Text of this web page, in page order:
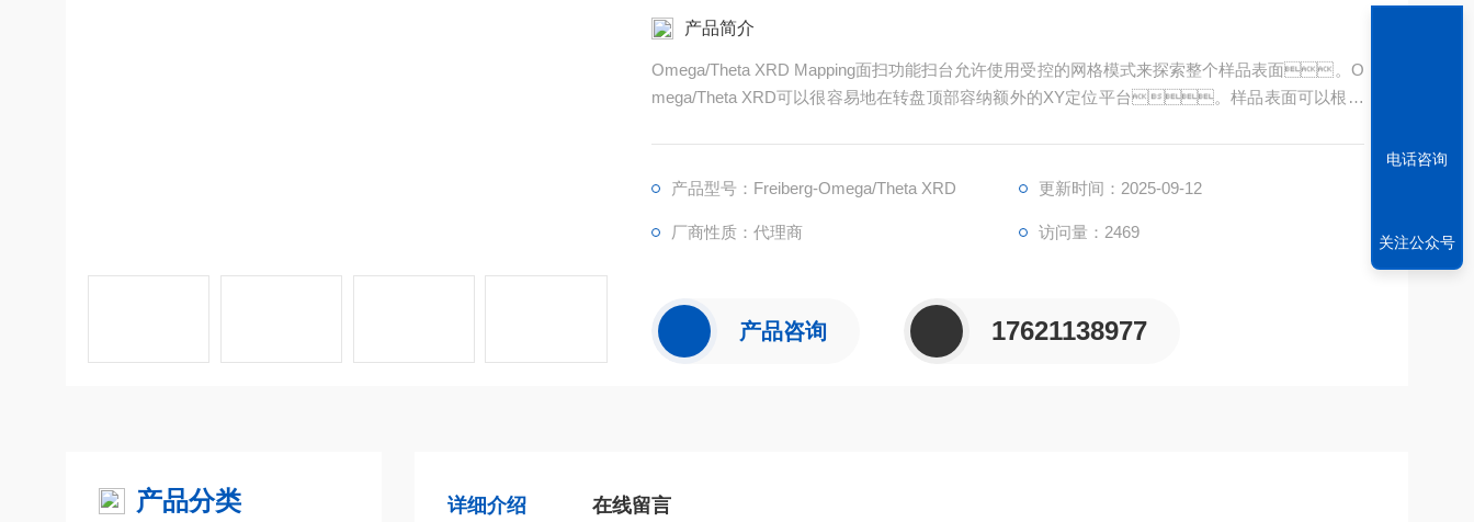
产品简介
Omega/Theta XRD Mapping面扫功能扫台允许使用受控的网格模式来探索整个样品表面。O
mega/Theta XRD可以很容易地在转盘顶部容纳额外的XY定位平台。样品表面可以根据
产品型号：Freiberg-Omega/Theta XRD
更新时间：2025-09-12
厂商性质：代理商 访问量：2469
产品咨询 17621138977
产品分类 详细介绍 在线留言
电话咨询
关注公众号